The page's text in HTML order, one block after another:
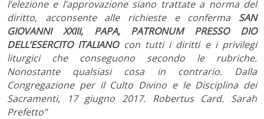
l’elezione e l’approvazione siano trattate a norma del
diritto, acconsente alle richieste e conferma SAN
GIOVANNI XXIII, PAPA, PATRONUM PRESSO DIO
DELL’ESERCITO ITALIANOcon tutti i diritti e i privilegi
liturgici che conseguono secondo le rubriche.
Nonostante qualsiasi cosa in contrario. Dalla
Congregazione per il Culto Divino e le Disciplina dei
Sacramenti, 17 giugno 2017. Robertus Card. Sarah
Prefetto”